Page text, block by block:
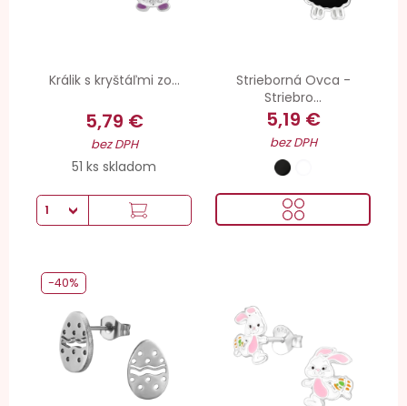
Králik s kryštáľmi zo...
5,79 €
bez DPH
51 ks skladom
Strieborná Ovca -
Striebro...
5,19 €
bez DPH
-40%